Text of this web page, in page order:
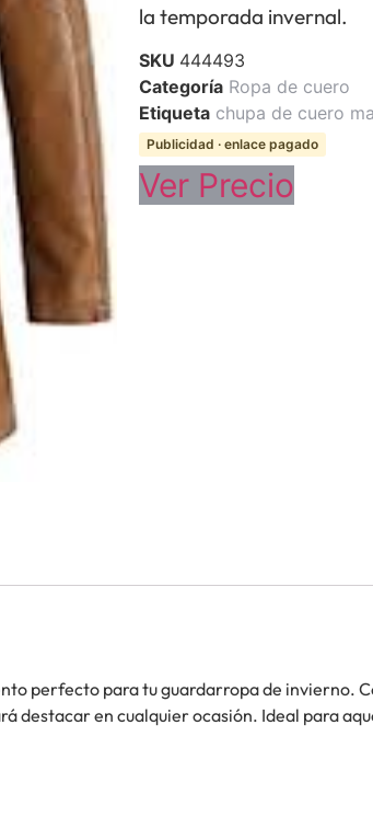
la temporada invernal.
SKU 444493
Categoría Ropa de cuero
Etiqueta chupa de cuero
Publicidad · enlace pagado
Ver Precio
perfecto para tu guardarropa de invierno.
destacar en cualquier ocasión. Ideal para